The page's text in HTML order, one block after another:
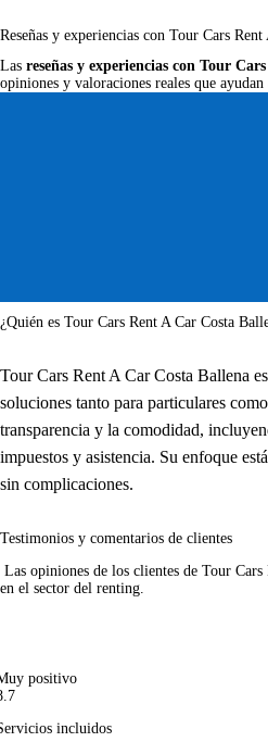
Reseñas y experiencias con Tour Cars
Las reseñas y experiencias con Tour
opiniones y valoraciones reales que
¿Quién es Tour Cars Rent A Car Costa
Tour Cars Rent A Car Costa Ballena
soluciones tanto para particulares
transparencia y la comodidad,
impuestos y asistencia. Su enfoque
sin complicaciones.
Testimonios y comentarios de clientes
en el sector del renting.
positivo
incluidos